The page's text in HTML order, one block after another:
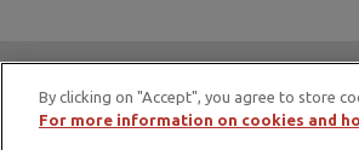
IAP è membro
By clicking on "Accept", you agree to store
For more information on cookies and